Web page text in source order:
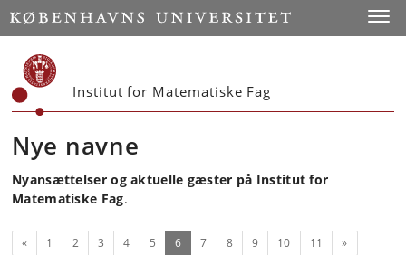
Start
Institut for Matematiske Fag
Nye navne
Nyansættelser og aktuelle gæster på Institut for
Matematiske Fag.
Forrige
« 1 2 3 4 5 6(nuværende)
7 8 9 10 11 Næste
»